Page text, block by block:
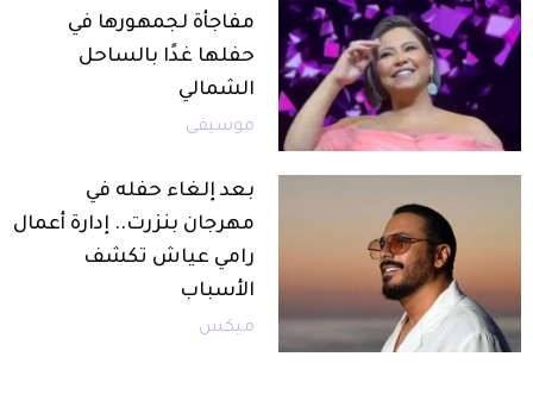
مفاجأة لجمهورها في
حفلها غدًا بالساحل
الشمالي
موسيقى
بعد إلغاء حفله في
مهرجان بنزرت.. إدارة أعمال
رامي عياش تكشف
الأسباب
ميكس